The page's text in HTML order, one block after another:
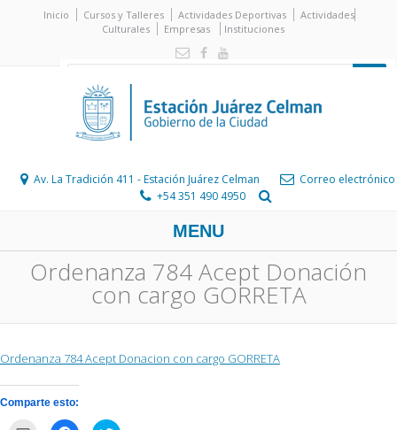
Inicio Cursos y Talleres Actividades Deportivas
Actividades
Culturales
Empresas Instituciones
Av. La Tradición 411 - Estación Juárez Celman
Correo electrónico
+54 351 490 4950
MENU
Ordenanza 784 Acept Donación
con cargo GORRETA
Ordenanza 784 Acept Donacion con cargo GORRETA
Comparte esto: